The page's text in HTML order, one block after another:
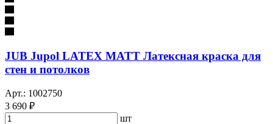
JUB Jupol LATEX MATT Латексная краска для
стен и потолков
Арт.: 1002750
3 690 ₽
шт